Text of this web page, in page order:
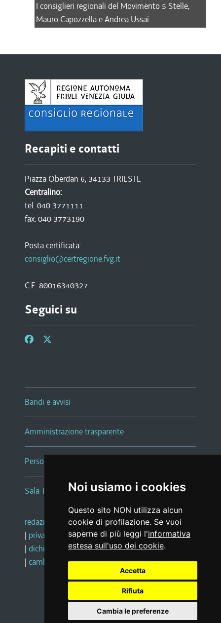
Noi usiamo i cookies
Questo sito NON utilizza alcun
cookie di profilazione. Se vuoi
saperne di più leggi l'informativa
estesa sull'uso dei cookie.
Accetta
Rifiuta
Cambia le preferenze
I consiglieri regionali del Movimento 5 Stelle,
Mauro Capozzella e Andrea Ussai
Recapiti e contatti
Piazza Oberdan 6, 34133 TRIESTE
Centralino:
tel. 040 3771111
fax. 040 3773190
Posta certificata:
consiglio@certregione.fvg.it
C.F. 80016340327
Seguici su
Bandi e avvisi
Amministrazione trasparente
Persone e Uffici
Sala Tiziano Tessitori
redazione web |note legali |glossario
| privacy
social media policy
| dichiarazione di accessibilità |feedback
| cambio preferenze cookie
Realizzato da